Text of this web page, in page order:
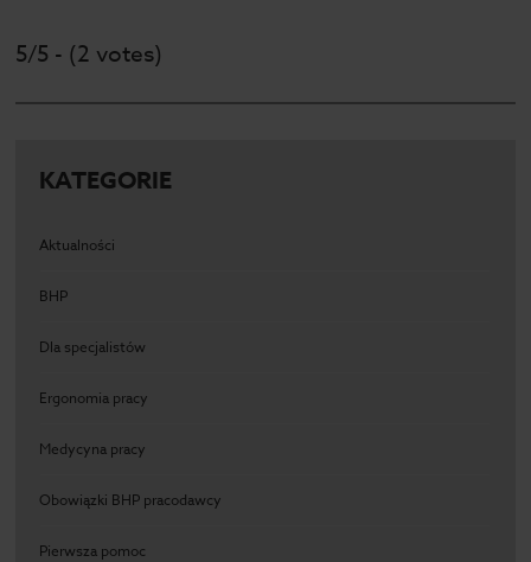
5/5 - (2 votes)
KATEGORIE
Aktualności
BHP
Dla specjalistów
Ergonomia pracy
Medycyna pracy
Obowiązki BHP pracodawcy
Pierwsza pomoc